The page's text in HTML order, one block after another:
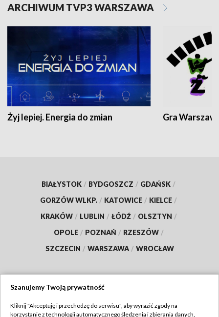
ARCHIWUM TVP3 WARSZAWA
Żyj lepiej. Energia do zmian Gra
BIAŁYSTOK / BYDGOSZCZ / GDAŃSK /
GORZÓW WLKP. / KATOWICE / KIELCE /
KRAKÓW / LUBLIN / ŁÓDŹ / OLSZTYN /
OPOLE / POZNAŃ / RZESZÓW /
SZCZECIN / WARSZAWA / WROCŁAW
Szanujemy Twoją prywatność
Kliknij "Akceptuję i przechodzę do serwisu", aby wyrazić zgody na
korzystanie z technologii automatycznego śledzenia i zbierania danych,